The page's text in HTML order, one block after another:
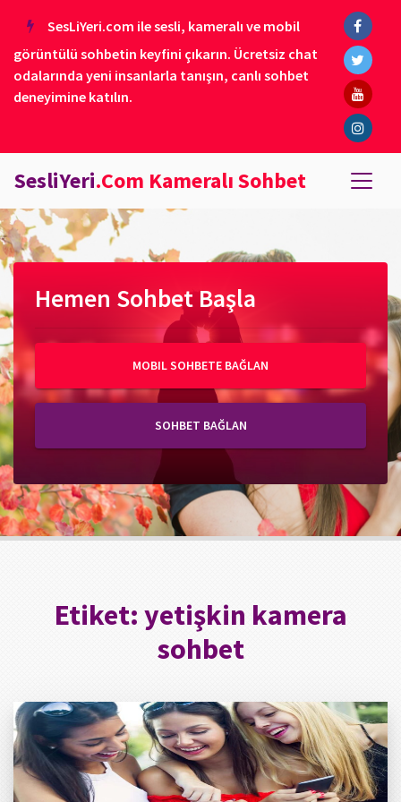
SesLiYeri.com ile sesli, kameralı ve mobil
görüntülü sohbetin keyfini çıkarın. Ücretsiz chat
odalarında yeni insanlarla tanışın, canlı sohbet
deneyimine katılın.
SesliYeri.Com Kameralı Sohbet
Hemen Sohbet Başla
MOBIL SOHBETE BAĞLAN
SOHBET BAĞLAN
Etiket: yetişkin kamera
sohbet